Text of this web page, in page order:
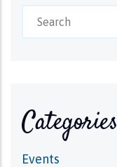
Categories
Events